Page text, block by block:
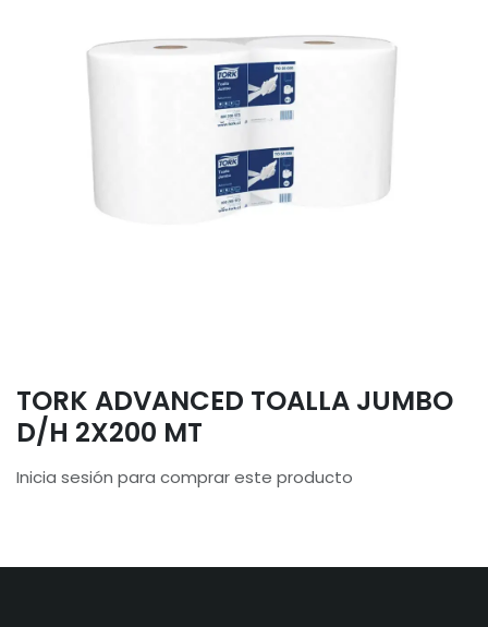
TORK ADVANCED TOALLA JUMBO
D/H 2X200 MT
Inicia sesión para comprar este producto